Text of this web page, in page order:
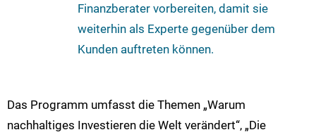
Finanzberater vorbereiten, damit sie
weiterhin als Experte gegenüber dem
Kunden auftreten können.
Das Programm umfasst die Themen „Warum
nachhaltiges Investieren die Welt verändert“, „Die